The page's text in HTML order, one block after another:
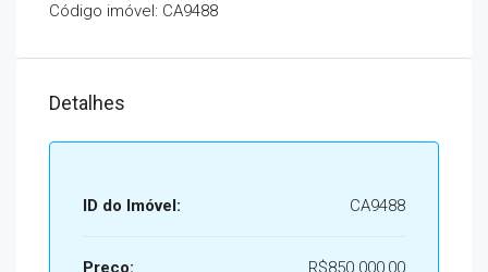
Código imóvel: CA9488
Detalhes
ID do Imóvel: CA9488
Preço: R$850.000,00